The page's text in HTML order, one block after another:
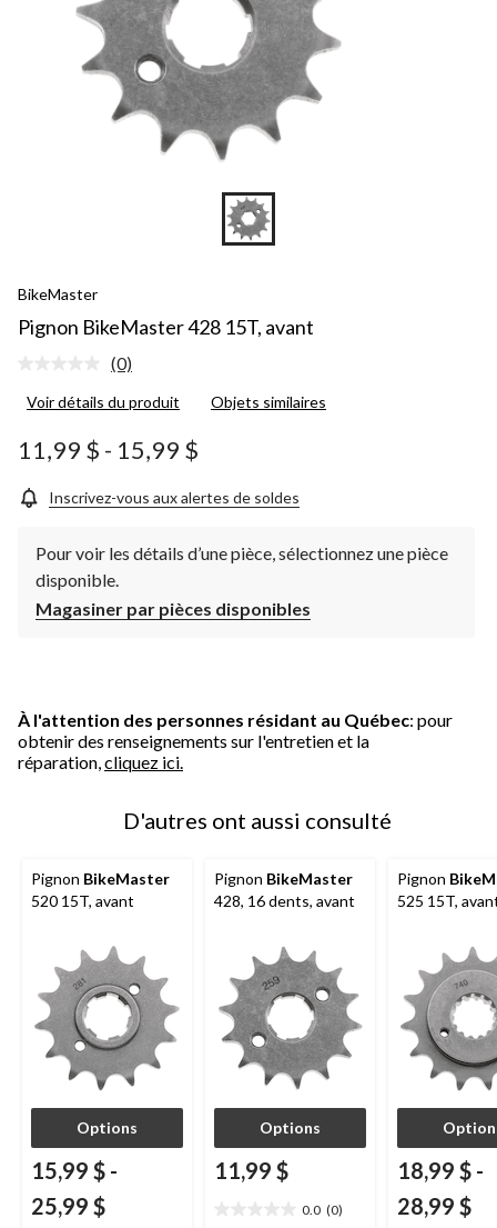
BikeMaster
Pignon BikeMaster 428 15T, avant
Aucune
pour
produit.
Lien
la
même
(0)
Voir détails du produit Objets similaires
11,99 $ - 15,99 $
Inscrivez-vous aux alertes de soldes
Pour voir les détails d’une pièce, sélectionnez une pièce
disponible.
Magasiner par pièces disponibles
À l'attention des personnes résidant au Québec: pour
obtenir des renseignements sur l'entretien et la
réparation, cliquez ici.
D'autres ont aussi consulté
Pignon BikeMaster
520 15T, avant
Options
15,99 $ -
25,99 $
Pignon BikeMaster
428, 16 dents, avant
Options
11,99 $
0.0 (0)
Pignon
525 15T,
18,99 $ -
28,99 $